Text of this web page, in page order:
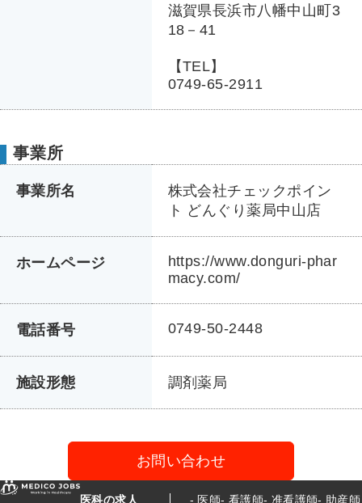
滋賀県長浜市八幡中山町3
18－41
【TEL】
0749-65-2911
事業所
事業所名
株式会社チェックポイン
ト どんぐり薬局中山店
ホームページ
https://www.donguri-phar
macy.com/
電話番号 0749-50-2448
施設形態 調剤薬局
お問い合わせ
医科の求人 医師 看護師 准看護師 助産師